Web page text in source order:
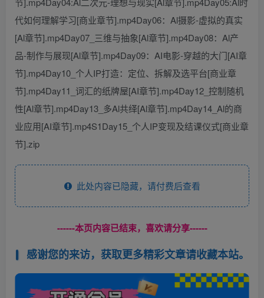
代如何理解学习[商业章节].mp4Day06：Al摄影-虚拟的真实
[Al章节].mp4Day07_三维与抽象[Al章节].mp4Day08：Al产
品-制作与展现[Al章节].mp4Day09：AI电影-穿越的大门[AI章
节].mp4Day10_个人IP打造：定位、拆解及选平台[商业章
节].mp4Day11_词汇的纸牌屋[AI章节].mp4Day12_控制随机
性[Al章节].mp4Day13_多Al共绎[Al章节].mp4Day14_Al的商
业应用[AI章节].mp4S1Day15_个人IP变现及结课仪式[商业章
节].zip
此处内容已隐藏，请付费后查看
------本页内容已结束，喜欢请分享------
感谢您的来访，获取更多精彩文章请收藏本站。